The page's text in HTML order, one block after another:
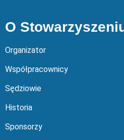
O
Organizator
Współpracownicy
Sędziowie
Historia
Sponsorzy